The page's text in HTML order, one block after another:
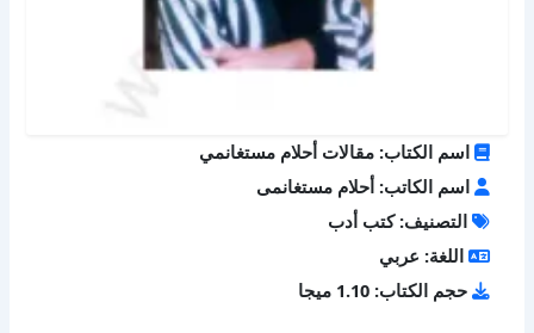
اسم الكتاب: مقالات أحلام مستغانمي
اسم الكاتب: أحلام مستغانمى
التصنيف: كتب أدب
اللغة: عربي
حجم الكتاب: 1.10 ميجا